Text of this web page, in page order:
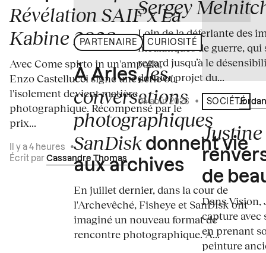
Révélation SAIF x La
Kabine 2026
Avec Come spirto in un'ampolla,
Enzo Castellucci signe une série où
l'isolement devient matière
photographique. Récompensé par le
prix...
Il y a 4 heures
•
Écrit par Cassandre Thomas
PARTENAIRE CURIOSITÉ
À Arles,les
conversations
photographiques
SanDisk donnent vie
aux archives
En juillet dernier, dans la cour de
l'Archevêché, Fisheye et SanDisk ont
imaginé un nouveau format de
rencontre photographique. À...
Sergey
Loin de la déferlante des
médiatiques de guerre, qui
regard jusqu’à le
dernier projet du...
04 août 2026 • Écrit par
SOCIÉTÉ
de
Dans
capture avec
en prenant
peinture